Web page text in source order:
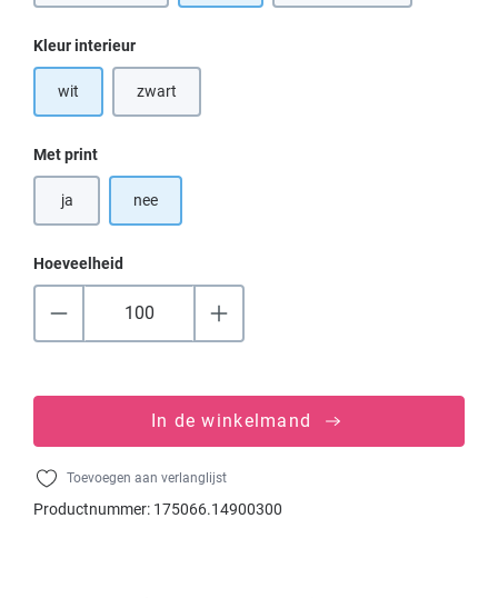
Selecteer
Kleur interieur
wit zwart(Deze optie is momenteel niet beschikbaar.)
Selecteer
Met print
ja nee
Hoeveelheid
In de winkelmand
Toevoegen aan verlanglijst
Productnummer: 175066.14900300